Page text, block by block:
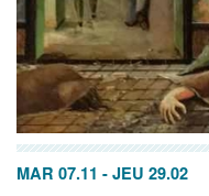
MAR 07.11 - JEU 29.02